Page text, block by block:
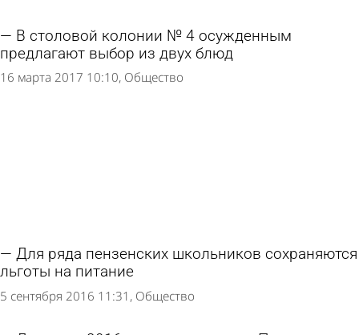
В столовой колонии № 4 осужденным
предлагают выбор из двух блюд
16 марта 2017 10:10 Общество
Для ряда пензенских школьников сохраняются
льготы на питание
5 сентября 2016 11:31 Общество